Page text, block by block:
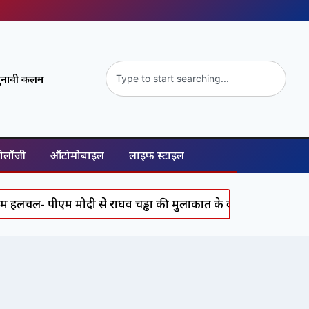
कलम
ऑटोमोबाइल लाइफ स्टाइल
पीएम मोदी से राघव चड्ढा की मुलाकात के क्या हैं सियासी मायने?